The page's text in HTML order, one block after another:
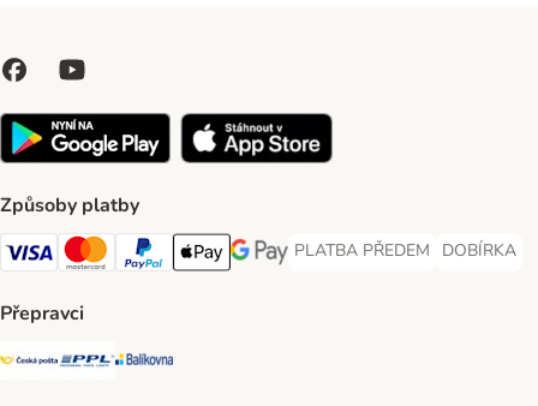
Způsoby platby
Visa Payment Method
Mastercard Payment Method
PayPal Payment Method
Apple pay Payment Method
GooglePay Payment Method
PLATBA PŘEDEM
PLATBA PŘEDEM Payment
DOBÍRKA
DOBÍRKA
Přepravci
Česká pošta Shipping Method
PPL Shipping Method